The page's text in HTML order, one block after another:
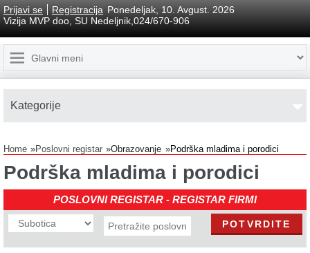
Prijavi se Registracija Ponedeljak, 10. Avgust. 2026
Vizija MVP doo, SU Nedeljnik,024/670-906
Home Poslovni registar Obrazovanje Podrška mladima i porodici
Podrška mladima i porodici
POSLOVNI REGISTAR - REGISTAR FIRMI
Kаtegorije